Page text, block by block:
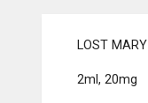
LOST
2ml, 20mg